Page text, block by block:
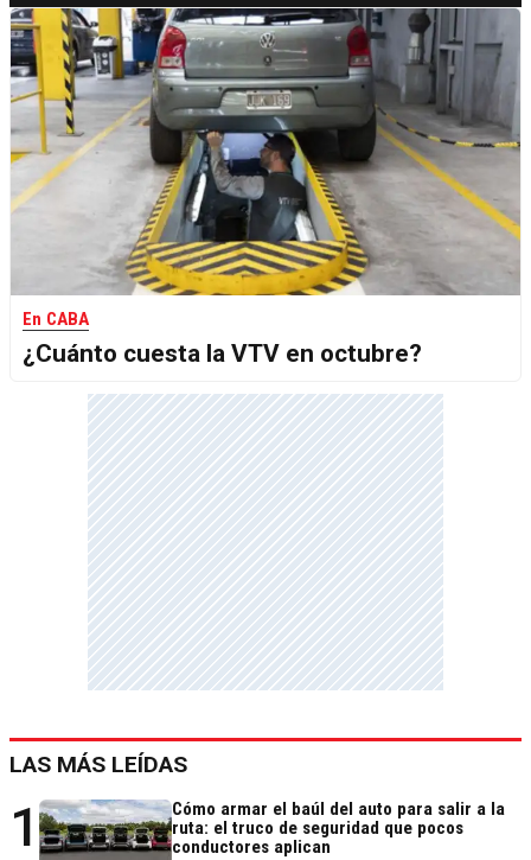
En CABA
¿Cuánto cuesta la VTV en octubre?
LAS MÁS LEÍDAS
1
Cómo armar el baúl del auto para salir a la
ruta: el truco de seguridad que pocos
conductores aplican